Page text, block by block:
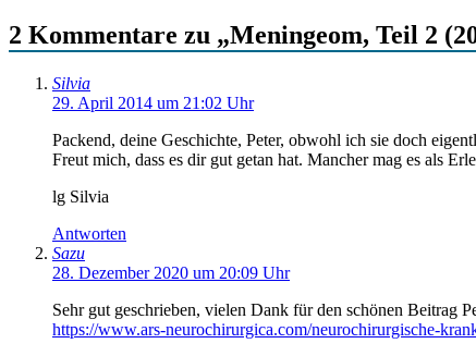
2 Kommentare zu „Meningeom, Teil 2
Silvia
29. April 2014 um 21:02 Uhr
Packend, deine Geschichte, Peter, obwohl ich sie doch
Freut mich, dass es dir gut getan hat. Mancher mag es als
lg Silvia
Antworten
Sazu
28. Dezember 2020 um 20:09 Uhr
Sehr gut geschrieben, vielen Dank für den schönen Beitrag
https://www.ars-neurochirurgica.com/neurochirurgische-